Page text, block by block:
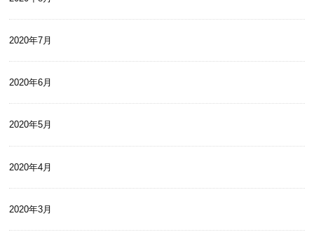
2020年7月
2020年6月
2020年5月
2020年4月
2020年3月